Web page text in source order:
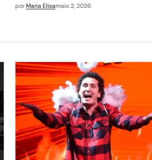
por Maria Elisamaio 2, 2026